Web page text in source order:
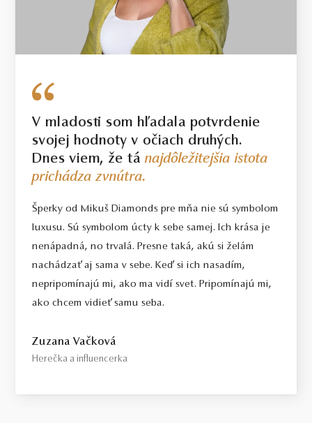
použitých diamantov líšiť od uvedenej hmotnosti o 5%. Pri
diamantoch o hmotnosti 0.30ct a vyššej bude dodržaná uvedená
alebo vyššia hmotnosť. Hmotnosť drahého kovu sa pri takýchto
šperkoch môže od uvedenej hmotnosti líšiť o 20%.
V mladosti som hľadala potvrdenie
svojej hodnoty v očiach druhých.
Dnes viem, že tánajdôležitejšia istota
prichádza zvnútra.
Šperky od Mikuš Diamonds pre mňa nie sú symbolom
luxusu. Sú symbolom úcty k sebe samej. Ich krása je
nenápadná, no trvalá. Presne taká, akú si želám
nachádzať aj sama v sebe. Keď si ich nasadím,
nepripomínajú mi, ako ma vidí svet. Pripomínajú mi,
ako chcem vidieť samu seba.
Zuzana Vačková
Herečka a influencerka